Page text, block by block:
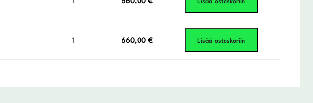
1 660,00 € Lisää ostoskoriin
1 660,00 € Lisää ostoskoriin